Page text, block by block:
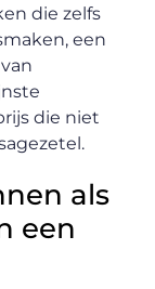
die zelfs
een
die niet
als
een